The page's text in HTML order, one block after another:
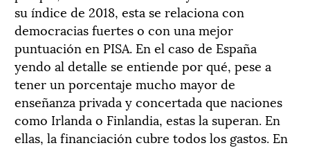
su índice de 2018, esta se relaciona con
democracias fuertes o con una mejor
puntuación en PISA. En el caso de España
yendo al detalle se entiende por qué, pese a
tener un porcentaje mucho mayor de
enseñanza privada y concertada que naciones
como Irlanda o Finlandia, estas la superan. En
ellas, la financiación cubre todos los gastos. En